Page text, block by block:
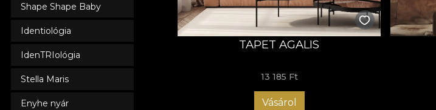
Shape Shape Baby
Identiológia
IdenTRIológia
Stella Maris
Enyhe nyár
TAPET AGALIS
13 185 Ft
Vásárol